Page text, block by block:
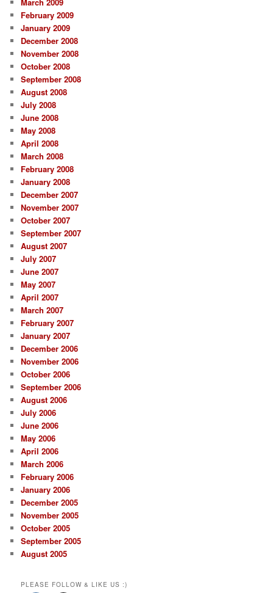
March 2009
February 2009
January 2009
December 2008
November 2008
October 2008
September 2008
August 2008
July 2008
June 2008
May 2008
April 2008
March 2008
February 2008
January 2008
December 2007
November 2007
October 2007
September 2007
August 2007
July 2007
June 2007
May 2007
April 2007
March 2007
February 2007
January 2007
December 2006
November 2006
October 2006
September 2006
August 2006
July 2006
June 2006
May 2006
April 2006
March 2006
February 2006
January 2006
December 2005
November 2005
October 2005
September 2005
August 2005
PLEASE FOLLOW & LIKE US :)